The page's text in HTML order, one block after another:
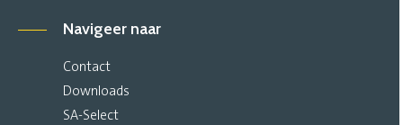
Navigeer naar
Contact
Downloads
SA-Select